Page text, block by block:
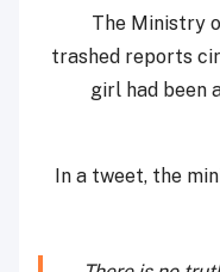
The Ministry
trashed reports
girl had been
In a tweet, the